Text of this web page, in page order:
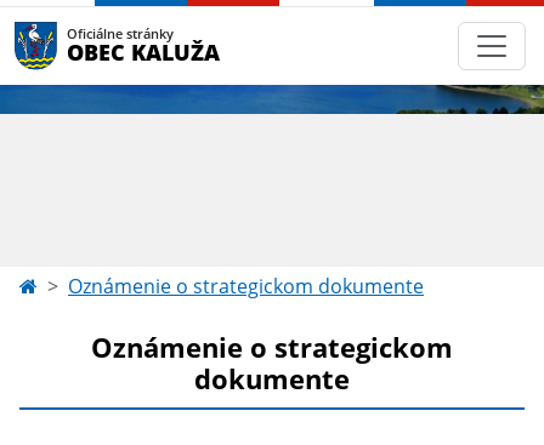
Oficiálne stránky
OBEC KALUŽA
Oznámenie o strategickom dokumente
Oznámenie o strategickom
dokumente